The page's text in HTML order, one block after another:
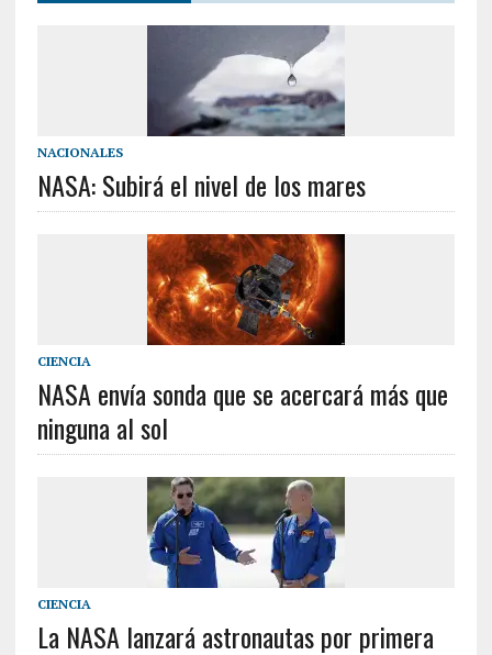
NACIONALES
NASA: Subirá el nivel de los mares
CIENCIA
NASA envía sonda que se acercará más que
ninguna al sol
CIENCIA
La NASA lanzará astronautas por primera